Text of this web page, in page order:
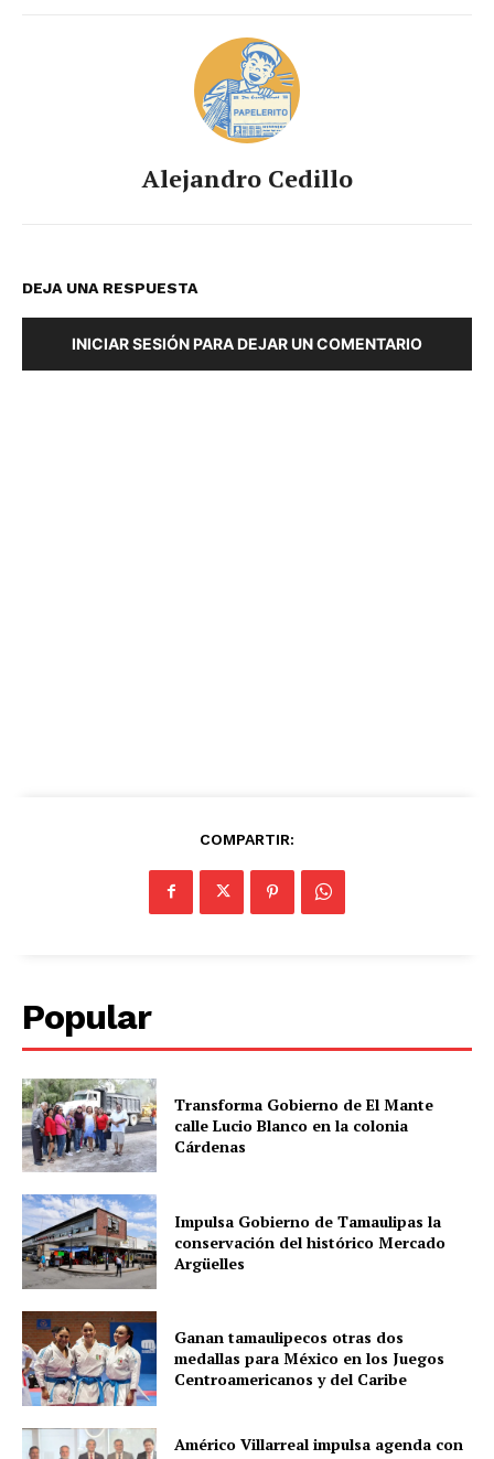
Alejandro Cedillo
DEJA UNA RESPUESTA
INICIAR SESIÓN PARA DEJAR UN COMENTARIO
COMPARTIR:
Popular
Transforma Gobierno de El Mante
calle Lucio Blanco en la colonia
Cárdenas
Impulsa Gobierno de Tamaulipas la
conservación del histórico Mercado
Argüelles
Ganan tamaulipecos otras dos
medallas para México en los Juegos
Centroamericanos y del Caribe
Américo Villarreal impulsa agenda con